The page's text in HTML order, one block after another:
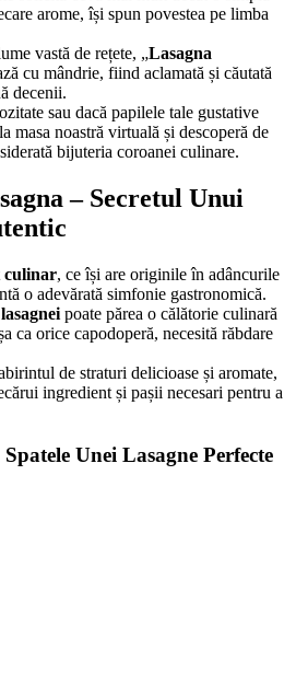
arome, își spun povestea pe limba
vastă de rețete, „Lasagna
cu mândrie, fiind aclamată și căutată
decenii.
sau dacă papilele tale gustative
masa noastră virtuală și descoperă de
bijuteria coroanei culinare.
– Secretul Unui
culinar, ce își are originile în adâncurile
o adevărată simfonie gastronomică.
poate părea o călătorie culinară
ca orice capodoperă, necesită răbdare
de straturi delicioase și aromate,
ingredient și pașii necesari pentru a
Unei Lasagne Perfecte